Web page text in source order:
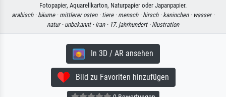
Fotopapier, Aquarellkarton, Naturpapier oder Japanpapier.
arabisch · bäume · mittlerer osten · tiere · mensch · hirsch · kaninchen · wasser ·
natur · unbekannt · iran · 17. jahrhundert · illustration
In 3D / AR ansehen
Bild zu Favoriten hinzufügen